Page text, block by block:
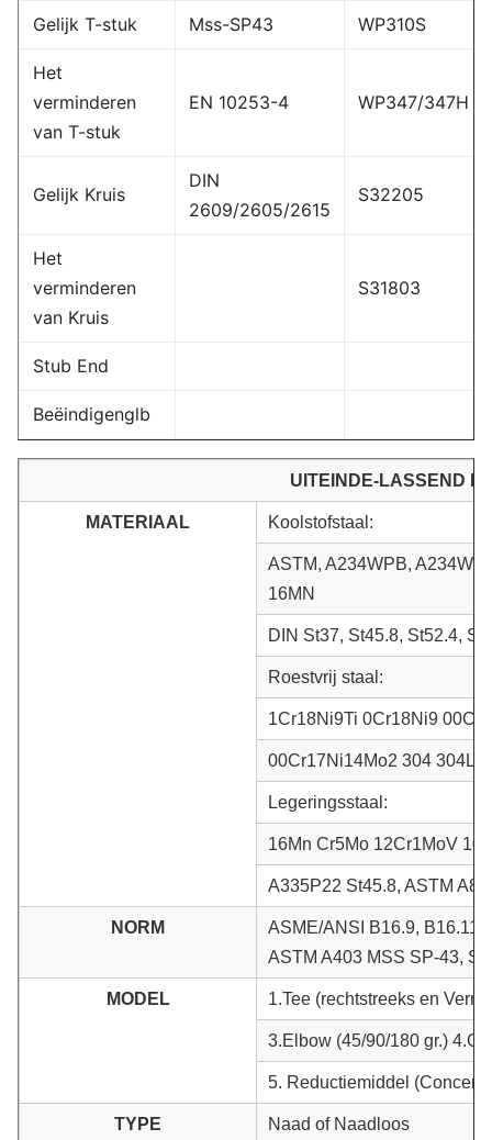
Gelijk T-stuk Mss-SP43 WP310S
Het
verminderen
van T-stuk
EN 10253-4 WP347/347H
Gelijk Kruis
DIN
2609/2605/2615
S32205
Het
verminderen
van Kruis
S31803
Stub End
Beëindigenglb
UITEINDE-LASSEND
MATERIAAL Koolstofstaal:
ASTM, A234WPB,
16MN
DIN St37, St45.8, St52.4,
Roestvrij staal:
1Cr18Ni9Ti 0Cr18Ni9
00Cr17Ni14Mo2 304 304L
Legeringsstaal:
16Mn Cr5Mo 12Cr1MoV
A335P22 St45.8, ASTM
NORM
ASME/ANSI B16.9, B16.11,
ASTM A403 MSS SP-43,
MODEL 1.Tee (rechtstreeks en
3.Elbow (45/90/180 gr.)
5. Reductiemiddel
TYPE Naad of Naadloos